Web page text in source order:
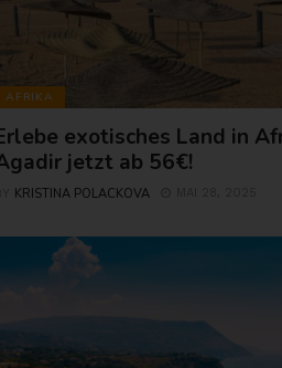
AFRIKA
exotisches Land in
jetzt ab 56€!
KRISTINA POLACKOVA